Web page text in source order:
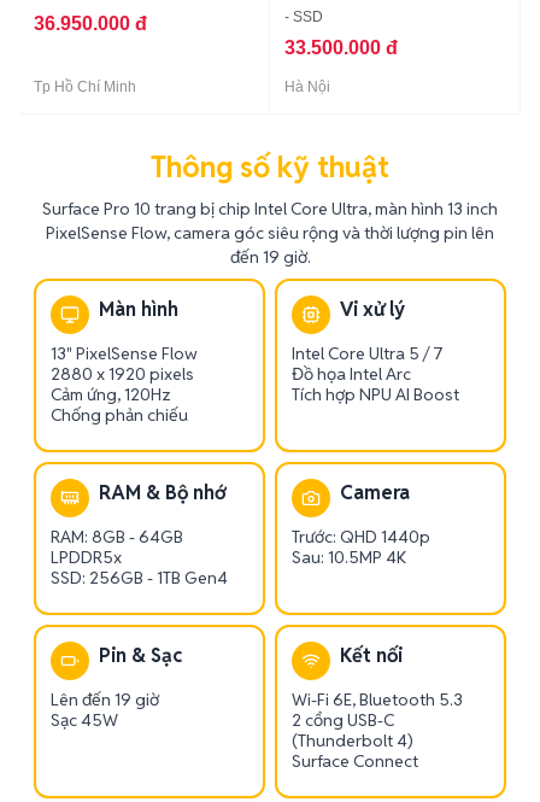
36.950.000 đ
Tp Hồ Chí Minh
- SSD
33.500.000 đ
Hà Nội
Thông số kỹ thuật
Surface Pro 10 trang bị chip Intel Core Ultra, màn hình 13 inch
PixelSense Flow, camera góc siêu rộng và thời lượng pin lên
đến 19 giờ.
Màn hình
13" PixelSense Flow
2880 x 1920 pixels
Cảm ứng, 120Hz
Chống phản chiếu
Vi xử lý
Intel Core Ultra 5 / 7
Đồ họa Intel Arc
Tích hợp NPU AI Boost
RAM & Bộ nhớ
RAM: 8GB - 64GB
LPDDR5x
SSD: 256GB - 1TB Gen4
Camera
Trước: QHD 1440p
Sau: 10.5MP 4K
Pin & Sạc
Lên đến 19 giờ
Sạc 45W
Kết nối
Wi-Fi 6E, Bluetooth 5.3
2 cổng USB-C
(Thunderbolt 4)
Surface Connect